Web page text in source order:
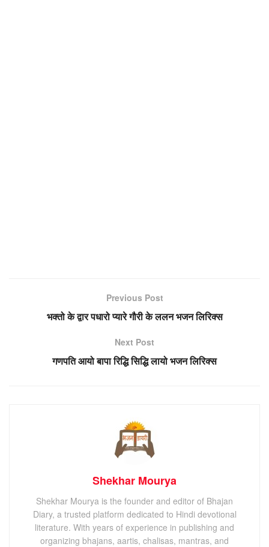
Previous Post
भक्तो के द्वार पधारो प्यारे गौरी के ललन भजन लिरिक्स
Next Post
गणपति आयो बापा रिद्धि सिद्धि लायो भजन लिरिक्स
Shekhar Mourya
Shekhar Mourya is the founder and editor of Bhajan
Diary, a trusted platform dedicated to Hindi devotional
literature. With years of experience in publishing and
organizing bhajans, aartis, chalisas, mantras, and